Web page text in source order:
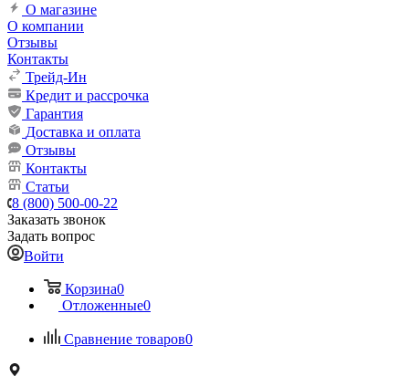
О магазине
О компании
Отзывы
Контакты
Трейд-Ин
Кредит и рассрочка
Гарантия
Доставка и оплата
Отзывы
Контакты
Статьи
8 (800) 500-00-22
Заказать звонок
Задать вопрос
Войти
Корзина0
Отложенные0
Сравнение товаров0